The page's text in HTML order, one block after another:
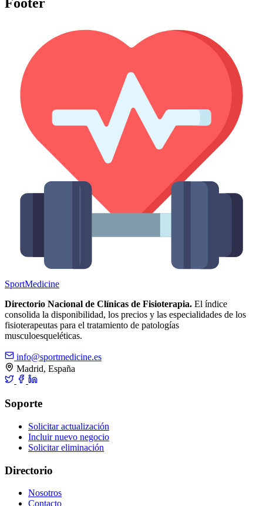
SportMedicine
Directorio Nacional de Clínicas de Fisioterapia. El índice
consolida la disponibilidad, los precios y las especialidades de los
fisioterapeutas para el tratamiento de patologías
musculoesqueléticas.
info@sportmedicine.es
Madrid, España
Soporte
Solicitar actualización
Incluir nuevo negocio
Solicitar eliminación
Directorio
Nosotros
Contacto